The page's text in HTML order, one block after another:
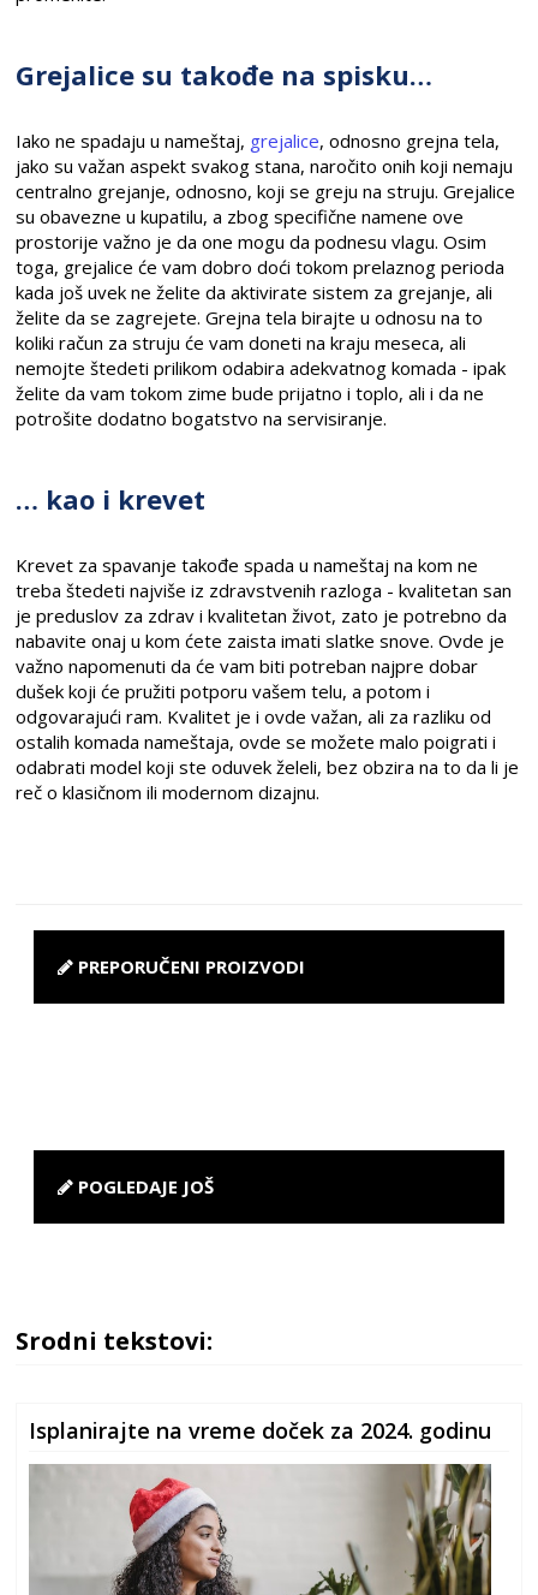
Grejalice su takođe na spisku…
Iako ne spadaju u nameštaj, grejalice, odnosno grejna tela,
jako su važan aspekt svakog stana, naročito onih koji nemaju
centralno grejanje, odnosno, koji se greju na struju. Grejalice
su obavezne u kupatilu, a zbog specifične namene ove
prostorije važno je da one mogu da podnesu vlagu. Osim
toga, grejalice će vam dobro doći tokom prelaznog perioda
kada još uvek ne želite da aktivirate sistem za grejanje, ali
želite da se zagrejete. Grejna tela birajte u odnosu na to
koliki račun za struju će vam doneti na kraju meseca, ali
nemojte štedeti prilikom odabira adekvatnog komada - ipak
želite da vam tokom zime bude prijatno i toplo, ali i da ne
potrošite dodatno bogatstvo na servisiranje.
… kao i krevet
Krevet za spavanje takođe spada u nameštaj na kom ne
treba štedeti najviše iz zdravstvenih razloga - kvalitetan san
je preduslov za zdrav i kvalitetan život, zato je potrebno da
nabavite onaj u kom ćete zaista imati slatke snove. Ovde je
važno napomenuti da će vam biti potreban najpre dobar
dušek koji će pružiti potporu vašem telu, a potom i
odgovarajući ram. Kvalitet je i ovde važan, ali za razliku od
ostalih komada nameštaja, ovde se možete malo poigrati i
odabrati model koji ste oduvek želeli, bez obzira na to da li je
reč o klasičnom ili modernom dizajnu.
PREPORUČENI PROIZVODI
POGLEDAJE JOŠ
Srodni tekstovi:
Isplanirajte na vreme doček za 2024. godinu